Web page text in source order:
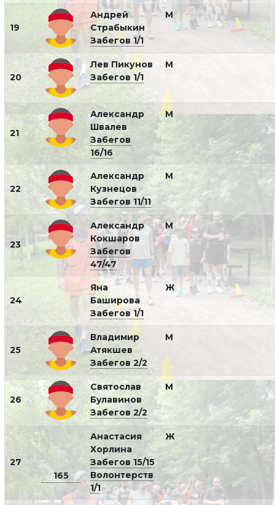
19
Андрей
Страбыкин
Забегов 1/1
М
20
Лев Пикунов
Забегов 1/1
М
21
Александр
Швалев
Забегов
16/16
М
22
Александр
Кузнецов
Забегов 11/11
М
23
Александр
Кокшаров
Забегов
47/47
М
24
Яна
Баширова
Забегов 1/1
Ж
25
Владимир
Атякшев
Забегов 2/2
М
26
Святослав
Булавинов
Забегов 2/2
М
27
165
Анастасия
Хорлина
Забегов 15/15
Волонтерств
1/1
Ж